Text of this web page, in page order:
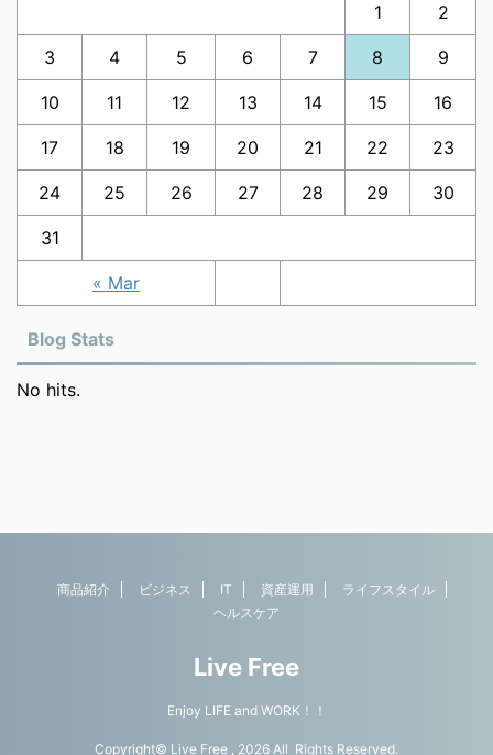
« Mar
1 2
3 4 5 6 7 8 9
10 11 12 13 14 15 16
17 18 19 20 21 22 23
24 25 26 27 28 29 30
31
Blog Stats
No hits.
商品紹介 ビジネス IT 資産運用
ライフスタイル
ヘルスケア
Live Free
Enjoy LIFE and WORK！！
Copyright© Live Free , 2026 All Rights Reserved.